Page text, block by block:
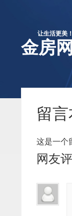
让生活更美！
金房网
留言
这是一个
网友